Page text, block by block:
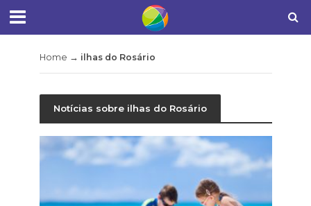
Home → ilhas do Rosário
Notícias sobre ilhas do Rosário